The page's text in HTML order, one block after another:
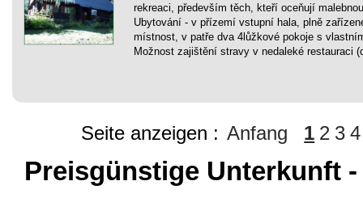
rekreaci, především těch, kteří oceňují
Ubytování - v přízemí vstupní hala, plně
místnost, v patře dva 4lůžkové pokoje s
Možnost zajištění stravy v nedaleké restauraci
Seite anzeigen : Anfang 1 2 3 4
Preisgünstige Unterkunft